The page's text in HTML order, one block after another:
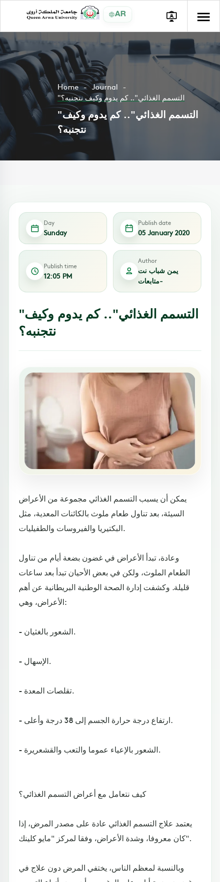
AR
Home
Journal
"التسمم الغذائي".. كم يدوم وكيف نتجنبه؟
"التسمم الغذائي".. كم يدوم وكيف
نتجنبه؟
Day
Sunday
Publish date
05 January 2020
Publish time
12:05 PM
Author
يمن شباب نت
-متابعات
"التسمم الغذائي".. كم يدوم وكيف
نتجنبه؟
يمكن أن يسبب التسمم الغذائي مجموعة من الأعراض
السيئة، بعد تناول طعام ملوث بالكائنات المعدية، مثل
البكتيريا والفيروسات والطفيليات.
وعادة، تبدأ الأعراض في غضون بضعة أيام من تناول
الطعام الملوث، ولكن في بعض الأحيان تبدأ بعد ساعات
قليلة. وكشفت إدارة الصحة الوطنية البريطانية عن أهم
الأعراض، وهي:
- الشعور بالغثيان.
- الإسهال.
- تقلصات المعدة.
- ارتفاع درجة حرارة الجسم إلى 38 درجة وأعلى.
- الشعور بالإعياء عموما والتعب والقشعريرة.
كيف نتعامل مع أعراض التسمم الغذائي؟
يعتمد علاج التسمم الغذائي عادة على مصدر المرض، إذا
كان معروفا، وشدة الأعراض، وفقا لمركز "مايو كلينك".
وبالنسبة لمعظم الناس، يختفي المرض دون علاج في